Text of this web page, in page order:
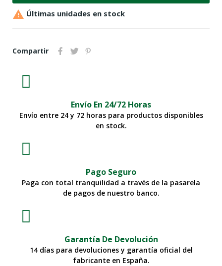
 Últimas unidades en stock
Compartir
Envío En 24/72 Horas
Envío entre 24 y 72 horas para productos disponibles
en stock.
Pago Seguro
Paga con total tranquilidad a través de la pasarela
de pagos de nuestro banco.
Garantía De Devolución
14 días para devoluciones y garantía oficial del
fabricante en España.